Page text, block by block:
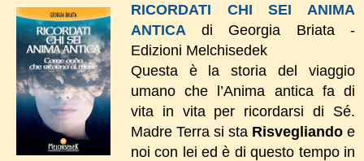
RICORDATI CHI SEI ANIMA
ANTICA
di Georgia Briata -
Edizioni Melchisedek
Questa è la storia del viaggio
umano che l’Anima antica fa di
vita in vita per ricordarsi di Sé.
Madre Terra si sta Risvegliandoe
noi con lei ed è di questo tempo in